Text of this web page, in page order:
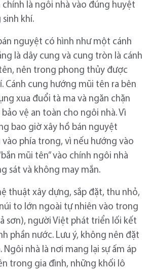
là ngôi nhà vào đúng huyệt
khí.
nguyệt có hình như một cánh
là dây cung và cung tròn là cánh
nên trong phong thủy được
Cánh cung hướng mũi tên ra bên
xua đuổi tà ma và ngăn chặn
vệ an toàn cho ngôi nhà. Vì
bao giờ xây hồ bán nguyệt
phía trong, vì nếu hướng vào
mũi tên” vào chính ngôi nhà
sát và không may mắn.
thuật xây dựng, sắp đặt, thu nhỏ,
to lớn ngoài tự nhiên vào trong
sơn), người Việt phát triển lối kết
phần nước. Lưu ý, không nên đặt
nhà là nơi mang lại sự ấm áp
trong gia đình, những khối lô